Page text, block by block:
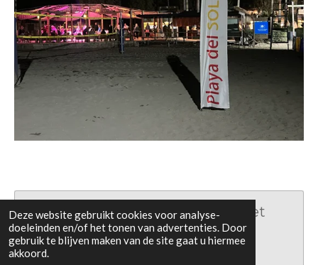
Deze website gebruikt cookies voor analyse-
doeleinden en/of het tonen van advertenties. Door
gebruik te blijven maken van de site gaat u hiermee
akkoord.
Maak jouw eigen website met
JouwWeb